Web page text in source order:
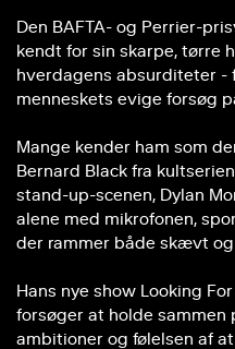
Den BAFTA- og Perrier-
kendt for sin skarpe, tørre
hverdagens absurditeter -
menneskets evige forsøg
Mange kender ham som
Bernard Black fra
stand-up-scenen, Dylan
alene med mikrofonen,
der rammer både skævt
Hans nye show Looking
forsøger at holde sammen
ambitioner og følelsen af